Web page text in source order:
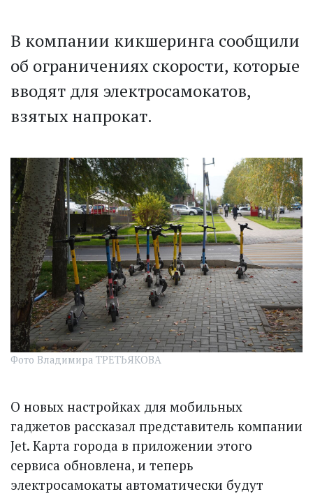
В компании кикшеринга сообщили
об ограничениях скорости, которые
вводят для электросамокатов,
взятых напрокат.
Фото Владимира ТРЕТЬЯКОВА
О новых настройках для мобильных
гаджетов рассказал представитель компании
Jet. Карта города в приложении этого
сервиса обновлена, и теперь
электросамокаты автоматически будут